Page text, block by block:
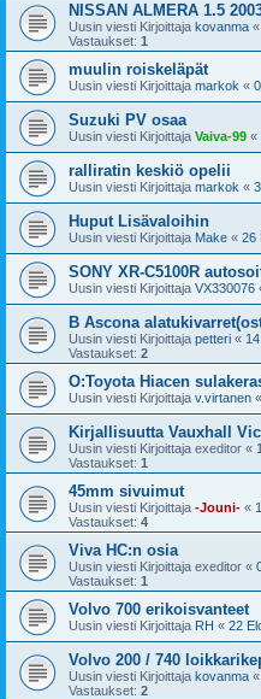
NISSAN ALMERA 1.5
Uusin viesti Kirjoittaja kovanma «
Vastaukset: 1
muulin roiskeläpät
Uusin viesti Kirjoittaja markok «
Suzuki PV osaa
Uusin viesti Kirjoittaja Vaiva-99 «
ralliratin keskiö opelii
Uusin viesti Kirjoittaja markok «
Huput Lisävaloihin
Uusin viesti Kirjoittaja Make « 26
SONY XR-C5100R
Uusin viesti Kirjoittaja VX330076
B Ascona
Uusin viesti Kirjoittaja petteri «
Vastaukset: 2
O:Toyota Hiacen
Uusin viesti Kirjoittaja v.virtanen «
Kirjallisuutta Vauxhall
Uusin viesti Kirjoittaja exeditor «
Vastaukset: 1
45mm sivuimut
Uusin viesti Kirjoittaja -Jouni- «
Vastaukset: 4
Viva HC:n osia
Uusin viesti Kirjoittaja exeditor «
Vastaukset: 1
Volvo 700 erikoisvanteet
Uusin viesti Kirjoittaja RH « 22
Volvo 200 / 740
Uusin viesti Kirjoittaja kovanma «
Vastaukset: 2